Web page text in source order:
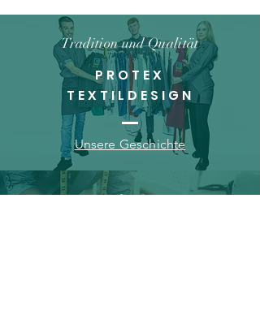
Tradition und Qualität
PROTEX
TEXTILDESIGN
Unsere Geschichte
Handgefertigt